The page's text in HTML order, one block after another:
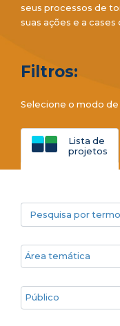
seus processos de
suas ações e a cases
Filtros:
Selecione o modo de
Lista de
projetos
Pesquisa por termo
Áreas temáticas
Público